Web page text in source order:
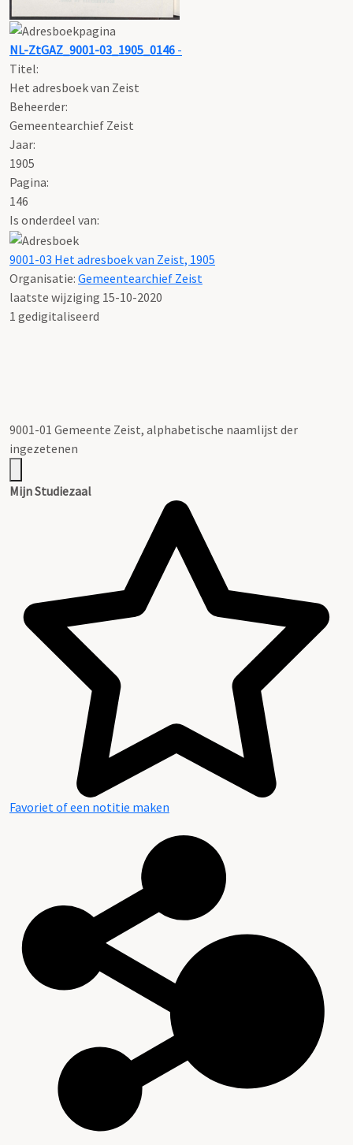
NL-ZtGAZ_9001-03_1905_0146 -
Titel:
Het adresboek van Zeist
Beheerder:
Gemeentearchief Zeist
Jaar:
1905
Pagina:
146
Is onderdeel van:
9001-03 Het adresboek van Zeist, 1905
Organisatie: Gemeentearchief Zeist
laatste wijziging 15-10-2020
1 gedigitaliseerd
9001-01 Gemeente Zeist, alphabetische naamlijst der
ingezetenen
Mijn Studiezaal
Favoriet of een notitie maken